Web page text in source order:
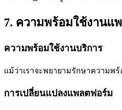
7. ความพร้อมใช้งานแ
ความพร้อมใช้งานบริการ
แม้ว่าเราจะพยายามรักษาความพ
การเปลี่ยนแปลงแพลตฟอร์ม